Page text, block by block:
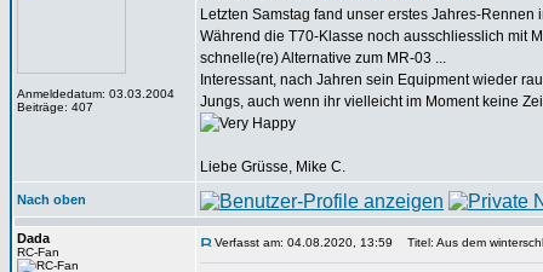
Anmeldedatum: 03.03.2004
Beiträge: 407
Letzten Samstag fand unser erstes Jahres-
Während die T70-Klasse noch ausschliesslich mit
schnelle(re) Alternative zum MR-03 ...
Interessant, nach Jahren sein Equipment wieder
Jungs, auch wenn ihr vielleicht im Moment keine
Liebe Grüsse, Mike C.
Nach oben
Dada
RC-Fan
Verfasst am: 04.08.2020, 13:59 Titel: Aus dem